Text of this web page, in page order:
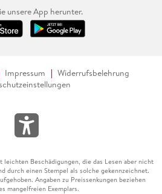
unsere App herunter.
Impressum
Widerrufsbelehrung
Beschädigungen, die das Lesen aber nicht
durch einen Stempel als solche gekennzeichnet.
Angaben zu Preissenkungen beziehen
mangelfreien Exemplars.